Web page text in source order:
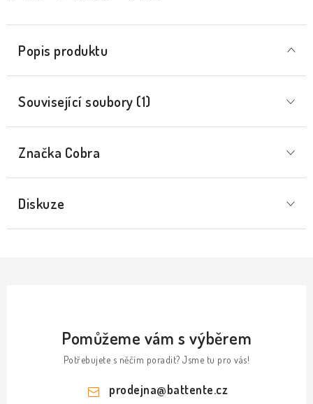
Popis produktu
Související soubory (1)
Značka Cobra
Diskuze
Pomůžeme vám s výběrem
Potřebujete s něčím poradit? Jsme tu pro vás!
prodejna@battente.cz